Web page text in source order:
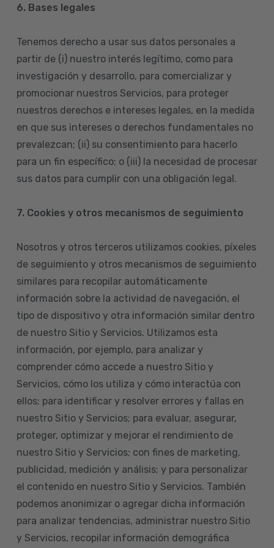
6. Bases legales
Tenemos derecho a usar sus datos personales a
partir de (i) nuestro interés legítimo, como para
investigación y desarrollo, para comercializar y
promocionar nuestros Servicios, para proteger
nuestros derechos e intereses legales, en la medida
en que sus intereses o derechos fundamentales no
prevalezcan; (ii) su consentimiento para hacerlo
para un fin específico; o (iii) la necesidad de procesar
sus datos para cumplir con una obligación legal.
7. Cookies y otros mecanismos de seguimiento
Nosotros y otros terceros utilizamos cookies, píxeles
de seguimiento y otros mecanismos de seguimiento
similares para recopilar automáticamente
información sobre la actividad de navegación, el
tipo de dispositivo y otra información similar dentro
de nuestro Sitio y Servicios. Utilizamos esta
información, por ejemplo, para analizar y
comprender cómo accede a nuestro Sitio y
Servicios, cómo los utiliza y cómo interactúa con
ellos; para identificar y resolver errores y fallas en
nuestro Sitio y Servicios; para evaluar, asegurar,
proteger, optimizar y mejorar el rendimiento de
nuestro Sitio y Servicios; con fines de marketing,
publicidad, medición y análisis; y para personalizar
el contenido en nuestro Sitio y Servicios. También
podemos anonimizar o agregar dicha información
para analizar tendencias, administrar nuestro Sitio
y Servicios, recopilar información demográfica